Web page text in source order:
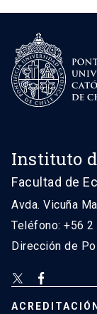
Instituto
Facultad de
Avda. Vicuña
Teléfono: +56 2
Dirección de
ACREDITACIÓN